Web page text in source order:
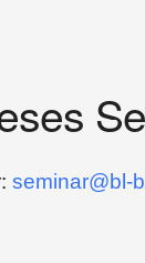
seminar@bl-